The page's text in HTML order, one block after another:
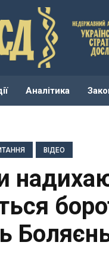
Аналітика
ВІДЕО